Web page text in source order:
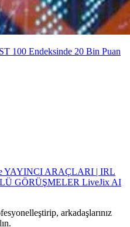
100 Endeksinde 20 Bin Puan
YAYINCI ARAÇLARI | IRL
GÖRÜŞMELER LiveJix AI
arkadaşlarınız